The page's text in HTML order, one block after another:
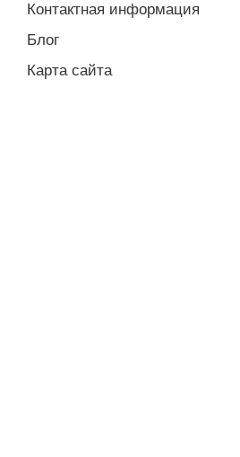
Контактная информация
Блог
Карта сайта